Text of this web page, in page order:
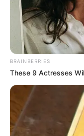
BRAINBERRIES
These 9 Actresses